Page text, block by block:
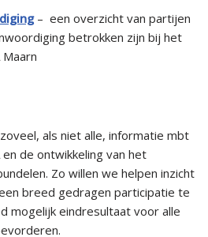
– een overzicht van partijen
betrokken zijn bij het
als niet alle, informatie mbt
de ontwikkeling van het
Zo willen we helpen inzicht
breed gedragen participatie te
mogelijk eindresultaat voor alle